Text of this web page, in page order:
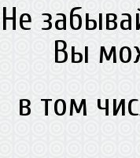
Не
Вы
в том